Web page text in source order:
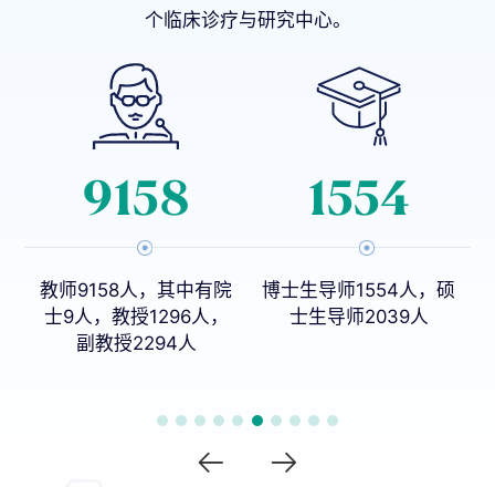
个临床诊疗与研究中心。
9158
教师9158人，其中有院
士9人，教授1296人，
副教授2294人
1554
博士生导师1554人，硕
士生导师2039人